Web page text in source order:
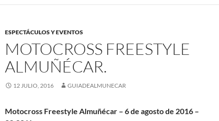
ESPECTÁCULOS Y EVENTOS
MOTOCROSS FREESTYLE
ALMUÑÉCAR.
12 JULIO, 2016 GUIADEALMUNECAR
Motocross Freestyle Almuñécar – 6 de agosto de 2016 –